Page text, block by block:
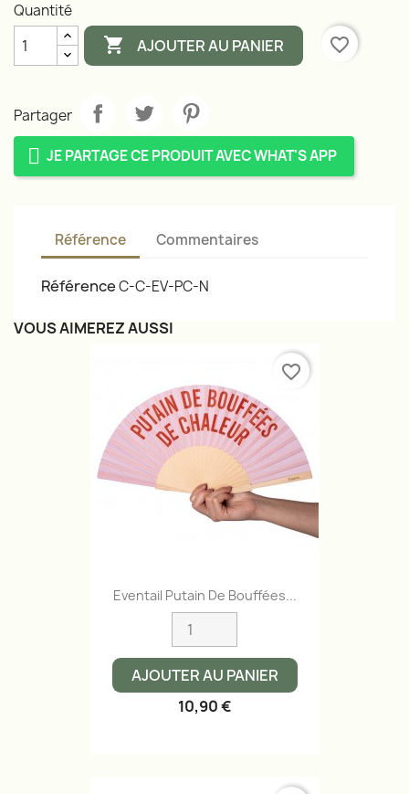
Quantité
 AJOUTER AU PANIER favorite_border
Partager
JE PARTAGE CE PRODUIT AVEC WHAT'S APP
Référence Commentaires
RéférenceC-C-EV-PC-N
VOUS AIMEREZ AUSSI
Eventail Putain De Bouffées...
AJOUTER AU PANIER
10,90 €
favorite_border